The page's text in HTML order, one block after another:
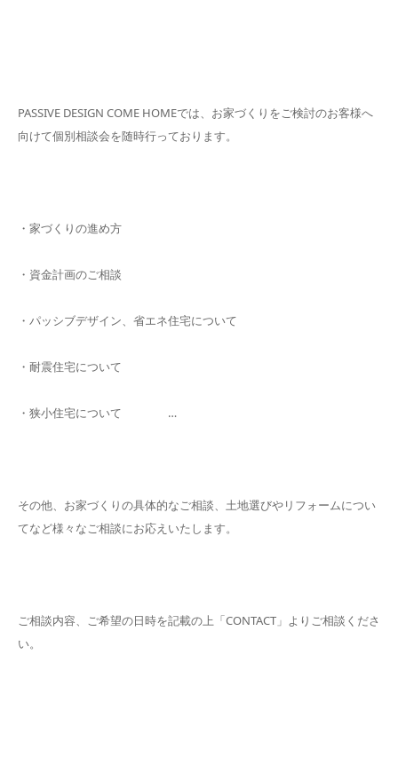
PASSIVE DESIGN COME HOMEでは、お家づくりをご検討のお客様へ
向けて個別相談会を随時行っております。
・家づくりの進め方
・資金計画のご相談
・パッシブデザイン、省エネ住宅について
・耐震住宅について
・狭小住宅について …
その他、お家づくりの具体的なご相談、土地選びやリフォームについ
てなど様々なご相談にお応えいたします。
ご相談内容、ご希望の日時を記載の上「CONTACT」よりご相談くださ
い。